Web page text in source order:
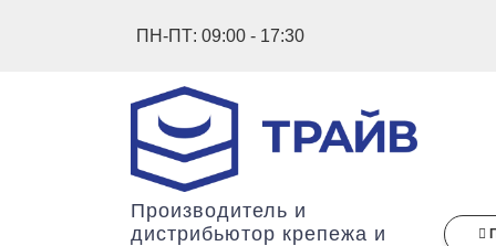
ПН-ПТ: 09:00 - 17:30
Производитель и
дистрибьютор крепежа и